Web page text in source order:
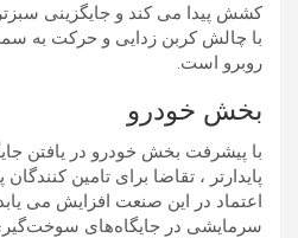
کشش پیدا می کند و جایگزینی
با چالش کربن زدایی و حرکت به سمت
روبرو است.
بخش خودرو
با پیشرفت بخش خودرو در یافتن
پایدارتر ، تقاضا برای تامین
اعتماد در این صنعت افزایش می